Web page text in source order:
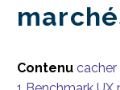
Contenu cacher